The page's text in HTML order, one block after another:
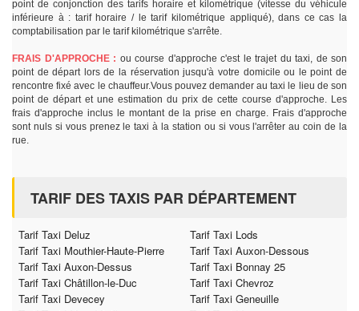
point de conjonction des tarifs horaire et kilométrique (vitesse du véhicule
inférieure à : tarif horaire / le tarif kilométrique appliqué), dans ce cas la
comptabilisation par le tarif kilométrique s'arrête.
FRAIS D'APPROCHE : ou course d'approche c'est le trajet du taxi, de son
point de départ lors de la réservation jusqu'à votre domicile ou le point de
rencontre fixé avec le chauffeur.Vous pouvez demander au taxi le lieu de son
point de départ et une estimation du prix de cette course d'approche. Les
frais d'approche inclus le montant de la prise en charge. Frais d'approche
sont nuls si vous prenez le taxi à la station ou si vous l'arrêter au coin de la
rue.
TARIF DES TAXIS PAR DÉPARTEMENT
Tarif Taxi Deluz
Tarif Taxi Lods
Tarif Taxi Mouthier-Haute-Pierre
Tarif Taxi Auxon-Dessous
Tarif Taxi Auxon-Dessus
Tarif Taxi Bonnay 25
Tarif Taxi Châtillon-le-Duc
Tarif Taxi Chevroz
Tarif Taxi Devecey
Tarif Taxi Geneuille